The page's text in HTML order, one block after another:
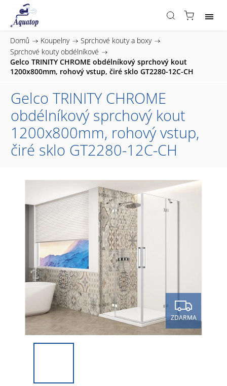
Domů / Koupelny / Sprchové kouty a boxy /
Sprchové kouty obdélníkové /
Gelco TRINITY CHROME obdélníkový sprchový kout
1200x800mm, rohový vstup, čiré sklo GT2280-12C-CH
Gelco TRINITY CHROME
obdélníkový sprchový kout
1200x800mm, rohový vstup,
čiré sklo GT2280-12C-CH
ZDARMA